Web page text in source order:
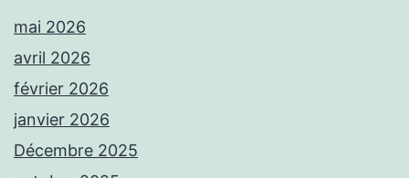
mai 2026
avril 2026
février 2026
janvier 2026
Décembre 2025